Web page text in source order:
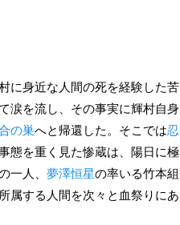
に身近な人間の死を経験した苦
涙を流し、その事実に輝村自身
の巣へと帰還した。そこでは忍
態を重く見た惨蔵は、陽日に極
一人、 夢澤恒星の率いる竹本組
属する人間を次々と血祭りにあ